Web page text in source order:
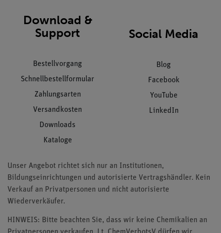
Download &
Support
Bestellvorgang
Schnellbestellformular
Zahlungsarten
Versandkosten
Downloads
Kataloge
Social Media
Blog
Facebook
YouTube
LinkedIn
Unser Angebot richtet sich nur an Institutionen,
Bildungseinrichtungen und autorisierte Vertragshändler. Kein
Verkauf an Privatpersonen und nicht autorisierte
Wiederverkäufer.
HINWEIS: Bitte beachten Sie, dass wir keine Chemikalien an